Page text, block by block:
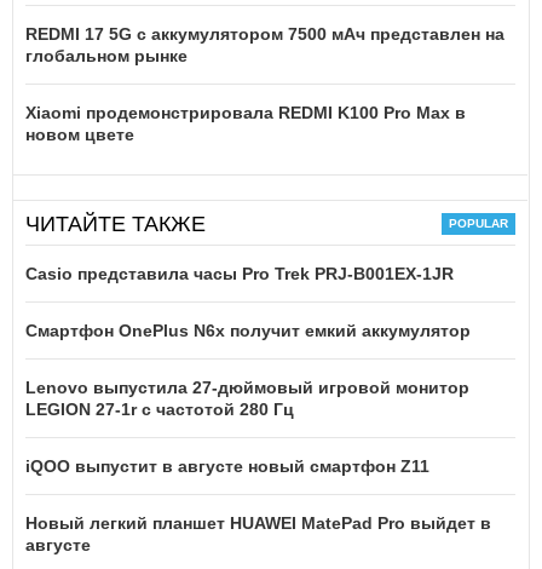
REDMI 17 5G c аккумулятором 7500 мАч представлен на
глобальном рынке
Xiaomi продемонстрировала REDMI K100 Pro Max в
новом цвете
ЧИТАЙТЕ ТАКЖЕ
Casio представила часы Pro Trek PRJ-B001EX-1JR
Смартфон OnePlus N6x получит емкий аккумулятор
Lenovo выпустила 27-дюймовый игровой монитор
LEGION 27-1r с частотой 280 Гц
iQOO выпустит в августе новый смартфон Z11
Новый легкий планшет HUAWEI MatePad Pro выйдет в
августе